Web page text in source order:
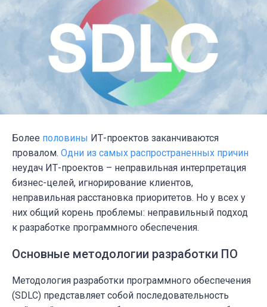
Более половины ИТ-проектов заканчиваются
провалом. Одни из самых распространенных причин
неудач ИТ-проектов – неправильная интерпретация
бизнес-целей, игнорирование клиентов,
неправильная расстановка приоритетов. Но у всех у
них общий корень проблемы: неправильный подход
к разработке программного обеспечения.
Основные методологии разработки ПО
Методология разработки программного обеспечения
(SDLC) представляет собой последовательность